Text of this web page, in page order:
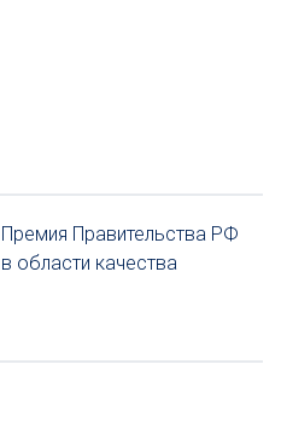
Премия Правительства РФ
в области качества